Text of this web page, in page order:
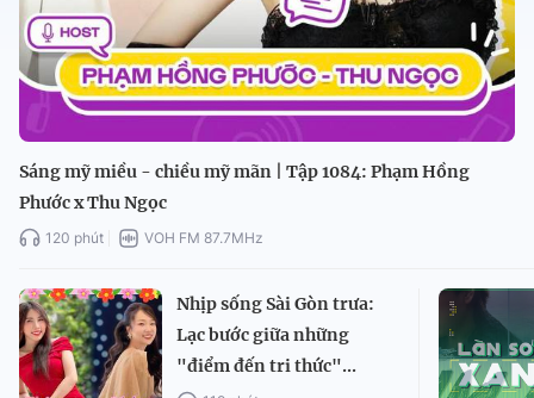
Sáng mỹ miều - chiều mỹ mãn | Tập 1084: Phạm Hồng
Phước x Thu Ngọc
120 phút VOH FM 87.7MHz
Nhịp sống Sài Gòn trưa:
Lạc bước giữa những
"điểm đến tri thức"...